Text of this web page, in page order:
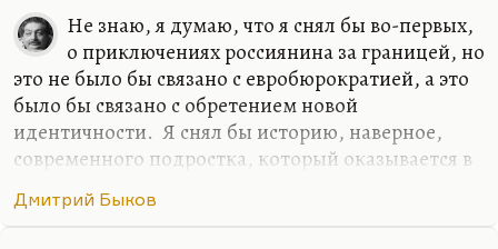
Не знаю, я думаю, что я снял бы во-первых,
о приключениях россиянина за границей, но
это не было бы связано с евробюрократией, а это
было бы связано с обретением новой
идентичности. Я снял бы историю, наверное,
современного подростка, который оказывается в
отвоевать себе место. И я, наверное, снял бы
Дмитрий Быков